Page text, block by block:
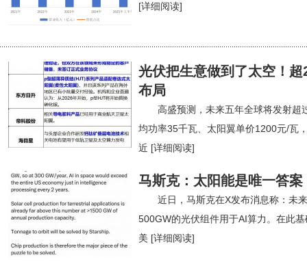
[详细阅读]
光伏把生意做到了太空！超
布局
高盛预测，未来五年全球将发射超
均功率35千瓦、太阳翼单价1200元/瓦
近 [详细阅读]
马斯克：太阳能是唯一答案
近日，马斯克在X发布消息称：未
500GW的光伏组件用于AI算力。在此
美 [详细阅读]